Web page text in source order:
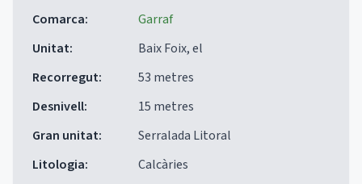
Comarca:
Garraf
Unitat:
Baix Foix, el
Recorregut:
53 metres
Desnivell:
15 metres
Gran unitat:
Serralada Litoral
Litologia:
Calcàries